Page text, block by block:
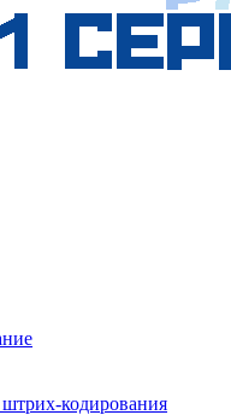
кодирования